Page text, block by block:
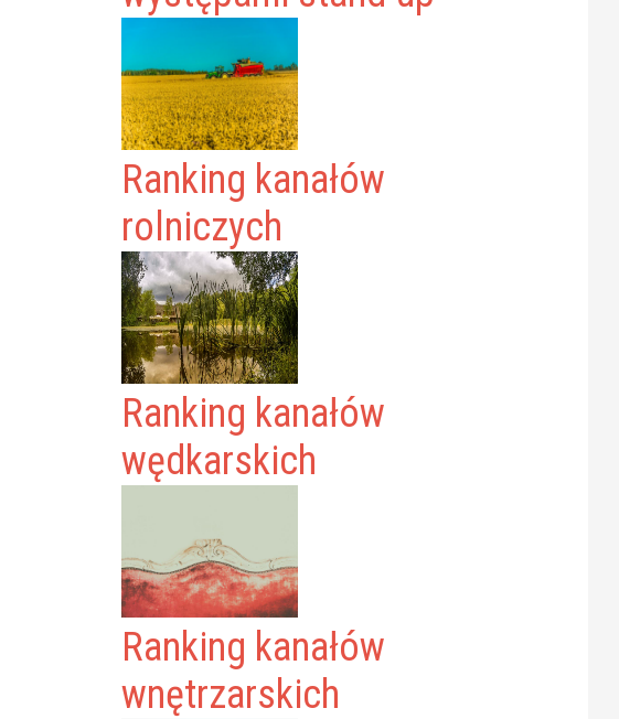
Ranking kanałów
rolniczych
Ranking kanałów
wędkarskich
Ranking kanałów
wnętrzarskich